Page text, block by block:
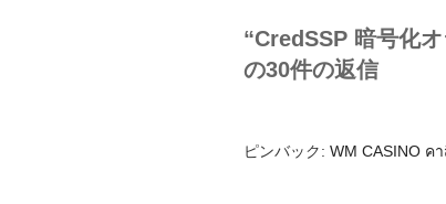
“CredSSP 暗号化
の30件の返信
ピンバック: WM CASINO ค